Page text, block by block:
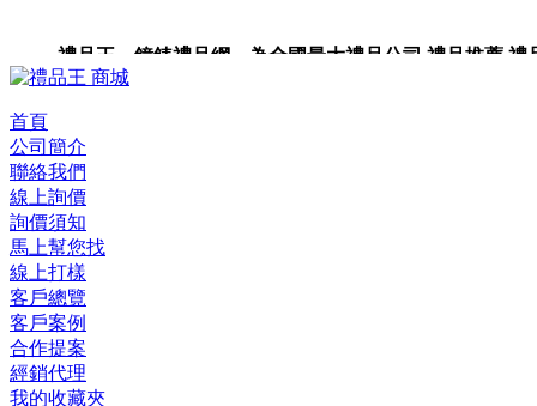
禮品王 鐘錶禮品網 為全國最大禮品公司,禮品推薦,禮
卡,企業禮品,禮品小物,高級禮品,禮品網站。
首頁
公司簡介
聯絡我們
線上詢價
詢價須知
馬上幫您找
線上打樣
客戶總覽
客戶案例
合作提案
經銷代理
我的收藏夾